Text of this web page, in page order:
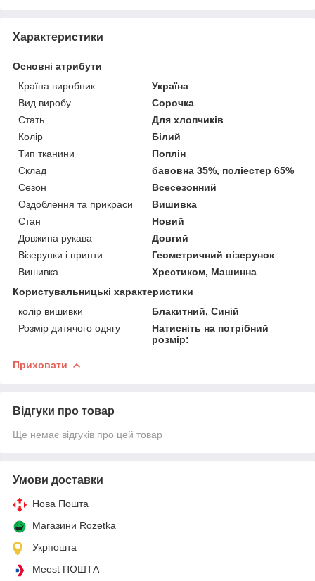
Характеристики
Основні атрибути
Країна виробник
Україна
Вид виробу
Сорочка
Стать
Для хлопчиків
Колір
Білий
Тип тканини
Поплін
Склад
бавовна 35%, поліестер 65%
Сезон
Всесезонний
Оздоблення та прикраси
Вишивка
Стан
Новий
Довжина рукава
Довгий
Візерунки і принти
Геометричний візерунок
Вишивка
Хрестиком, Машинна
Користувальницькі характеристики
колір вишивки
Блакитний, Синій
Розмір дитячого одягу
Натисніть на потрібний
розмір:
Приховати
Відгуки про товар
Ще немає відгуків про цей товар
Умови доставки
Нова Пошта
Магазини Rozetka
Укрпошта
Meest ПОШТА